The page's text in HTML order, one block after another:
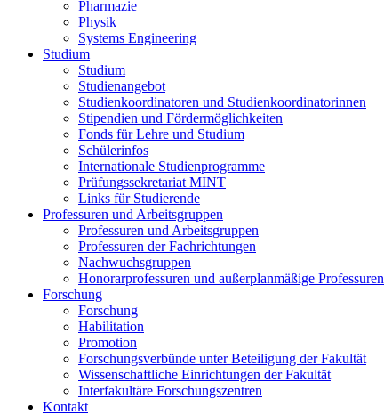
Pharmazie
Physik
Systems Engineering
Studium
Studium
Studienangebot
Studienkoordinatoren und Studienkoordinatorinnen
Stipendien und Fördermöglichkeiten
Fonds für Lehre und Studium
Schülerinfos
Internationale Studienprogramme
Prüfungssekretariat MINT
Links für Studierende
Professuren und Arbeitsgruppen
Professuren und Arbeitsgruppen
Professuren der Fachrichtungen
Nachwuchsgruppen
Honorarprofessuren und außerplanmäßige Professuren
Forschung
Forschung
Habilitation
Promotion
Forschungsverbünde unter Beteiligung der Fakultät
Wissenschaftliche Einrichtungen der Fakultät
Interfakultäre Forschungszentren
Kontakt